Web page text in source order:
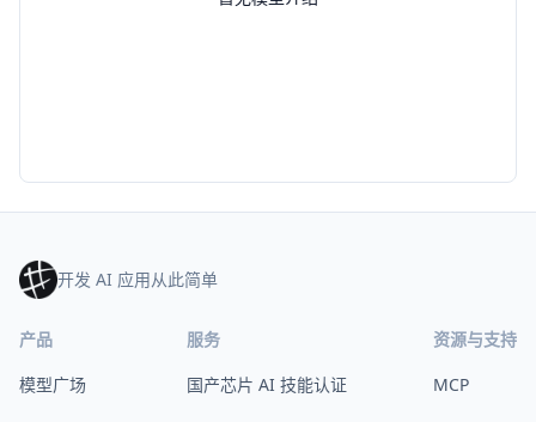
开发 AI 应用从此简单
产品
模型广场
服务
国产芯片 AI 技能认证
资源与支持
MCP